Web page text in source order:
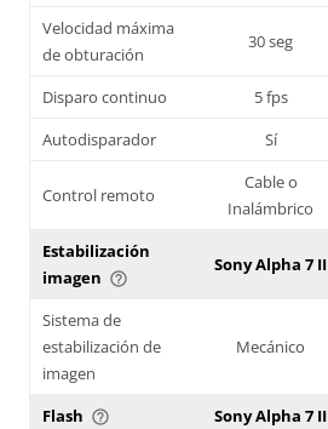
Velocidad máxima
de obturación
30 seg
Disparo continuo 5 fps
Autodisparador
Sí
Control remoto
Cable o
Inalámbrico
Estabilización
imagen help_outline
Sony Alpha 7 II
Sistema de
estabilización de
imagen
Mecánico
Flash help_outline Sony Alpha 7 II